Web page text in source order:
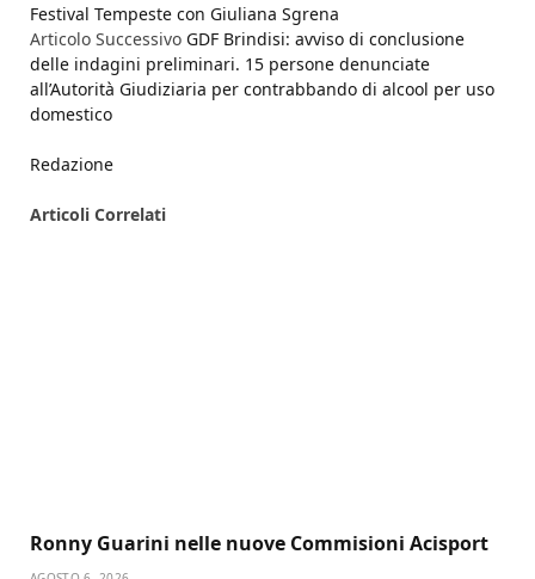
Festival Tempeste con Giuliana Sgrena
Articolo Successivo GDF Brindisi: avviso di conclusione
delle indagini preliminari. 15 persone denunciate
all’Autorità Giudiziaria per contrabbando di alcool per uso
domestico
Redazione
Articoli Correlati
Ronny Guarini nelle nuove Commisioni Acisport